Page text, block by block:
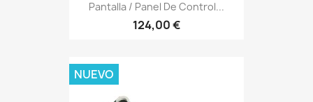
Pantalla / Panel De Control...
124,00 €
NUEVO